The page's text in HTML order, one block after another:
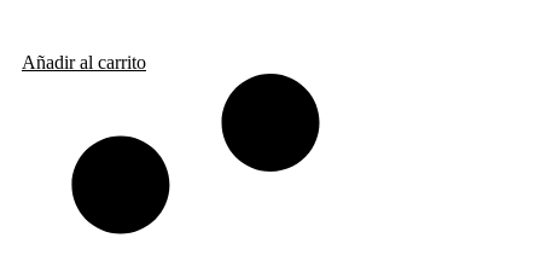
Añadir al carrito